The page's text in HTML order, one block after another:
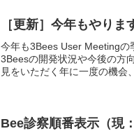
［更新］今年もやり
今年も3Bees User Meetingの
3Beesの開発状況や今後の方
見をいただく年に一度の機会
Bee診察順番表示（現